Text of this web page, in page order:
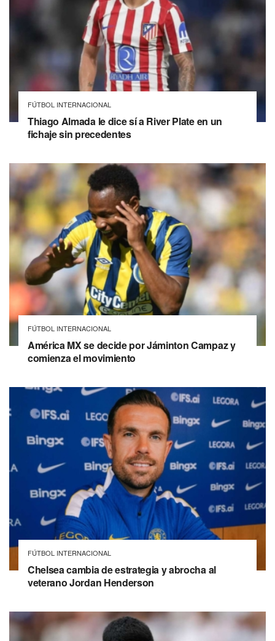
FÚTBOL INTERNACIONAL
Thiago Almada le dice sí a River Plate en un
fichaje sin precedentes
FÚTBOL INTERNACIONAL
América MX se decide por Jáminton Campaz y
comienza el movimiento
FÚTBOL INTERNACIONAL
Chelsea cambia de estrategia y abrocha al
veterano Jordan Henderson